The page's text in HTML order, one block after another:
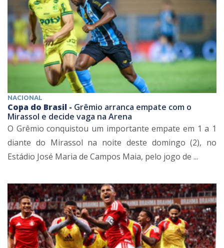
NACIONAL
Copa do Brasil - Grêmio arranca empate com o
Mirassol e decide vaga na Arena
O Grêmio conquistou um importante empate em 1 a 1
diante do Mirassol na noite deste domingo (2), no
Estádio José Maria de Campos Maia, pelo jogo de ...